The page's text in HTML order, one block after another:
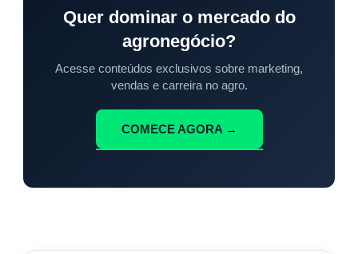
Quer dominar o mercado do
agronegócio?
Acesse conteúdos exclusivos sobre marketing,
vendas e carreira no agro.
COMECE AGORA →